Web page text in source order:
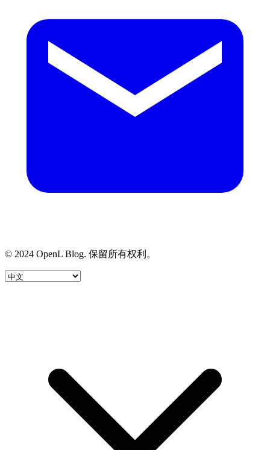
© 2024 OpenL Blog. 保留所有权利。